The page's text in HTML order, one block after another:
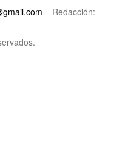
– Redacción: